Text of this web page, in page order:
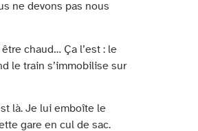
ne devons pas nous
chaud… Ça l’est : le
le train s’immobilise sur
là. Je lui emboîte le
gare en cul de sac.